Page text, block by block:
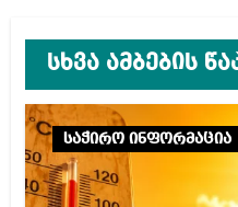
სხვა ამბების
საჭირო ინფორმაცია